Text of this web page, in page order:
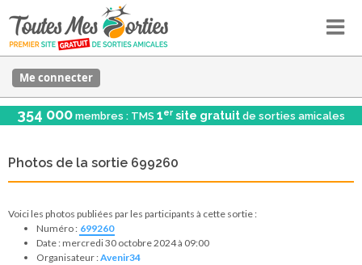
Me connecter
354 000 membres : TMS 1er site gratuit de sorties amicales
Photos de la sortie 699260
Voici les photos publiées par les participants à cette sortie :
Numéro : 699260
Date : mercredi 30 octobre 2024 à 09:00
Organisateur :Avenir34